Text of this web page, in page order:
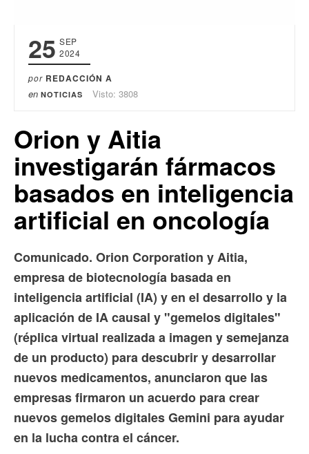
25 SEP
2024
por REDACCIÓN A
en NOTICIAS Visto: 3808
Orion y Aitia
investigarán fármacos
basados ​​en inteligencia
artificial en oncología
Comunicado. Orion Corporation y Aitia,
empresa de biotecnología basada en
inteligencia artificial (IA) y en el desarrollo y la
aplicación de IA causal y "gemelos digitales"
(réplica virtual realizada a imagen y semejanza
de un producto) para descubrir y desarrollar
nuevos medicamentos, anunciaron que las
empresas firmaron un acuerdo para crear
nuevos gemelos digitales Gemini para ayudar
en la lucha contra el cáncer.